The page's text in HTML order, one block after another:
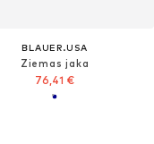
BLAUER.USA
Ziemas jaka
76,41 €